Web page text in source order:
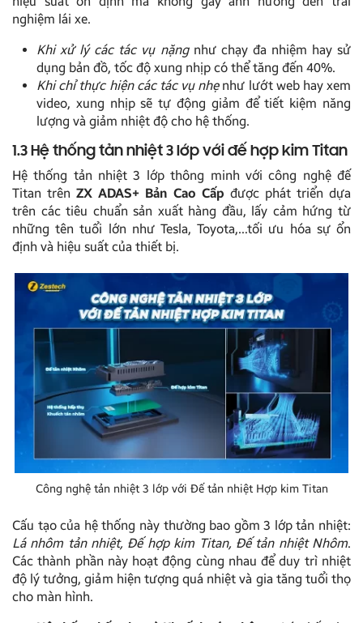
nghiệm lái xe.
Khi xử lý các tác vụ nặngnhư chạy đa nhiệm hay sử
dụng bản đồ, tốc độ xung nhịp có thể tăng đến 40%.
Khi chỉ thực hiện các tác vụ nhẹnhư lướt web hay xem
video, xung nhịp sẽ tự động giảm để tiết kiệm năng
lượng và giảm nhiệt độ cho hệ thống.
1.3 Hệ thống tản nhiệt 3 lớp với đế hợp kim Titan
Hệ thống tản nhiệt 3 lớp thông minh với công nghệ đế
Titan trênZX ADAS+ Bản Cao Cấp được phát triển dựa
trên các tiêu chuẩn sản xuất hàng đầu, lấy cảm hứng từ
những tên tuổi lớn như Tesla, Toyota,…tối ưu hóa sự ổn
định và hiệu suất của thiết bị.
Công nghệ tản nhiệt 3 lớp với Đế tản nhiệt Hợp kim Titan
Cấu tạo của hệ thống này thường bao gồm 3 lớp tản nhiệt:
Lá nhôm tản nhiệt, Đế hợp kim Titan, Đế tản nhiệt Nhôm.
Các thành phần này hoạt động cùng nhau để duy trì nhiệt
độ lý tưởng, giảm hiện tượng quá nhiệt và gia tăng tuổi thọ
cho màn hình.